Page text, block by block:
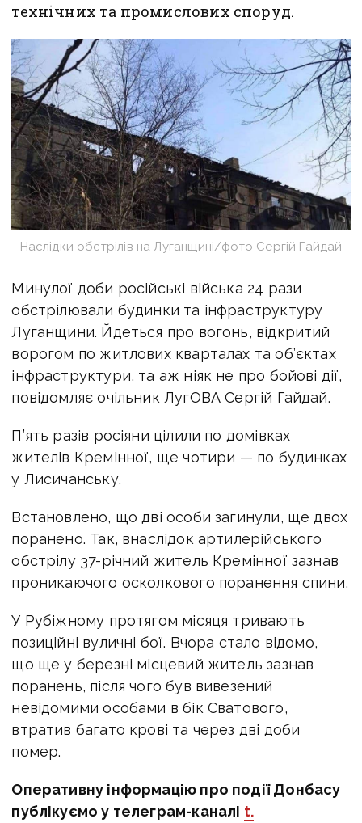
технічних та промислових споруд.
Наслідки обстрілів на Луганщині/фото Сергій Гайдай
Минулої доби російські війська 24 рази
обстрілювали будинки та інфраструктуру
Луганщини. Йдеться про вогонь, відкритий
ворогом по житлових кварталах та об’єктах
інфраструктури, та аж ніяк не про бойові дії,
повідомляє очільник ЛугОВА Сергій Гайдай.
П’ять разів росіяни цілили по домівках
жителів Кремінної, ще чотири — по будинках
у Лисичанську.
Встановлено, що дві особи загинули, ще двох
поранено. Так, внаслідок артилерійського
обстрілу 37-річний житель Кремінної зазнав
проникаючого осколкового поранення спини.
У Рубіжному протягом місяця тривають
позиційні вуличні бої. Вчора стало відомо,
що ще у березні місцевий житель зазнав
поранень, після чого був вивезений
невідомими особами в бік Сватового,
втратив багато крові та через дві доби
помер.
Оперативну інформацію про події Донбасу
публікуємо у телеграм-каналі t.